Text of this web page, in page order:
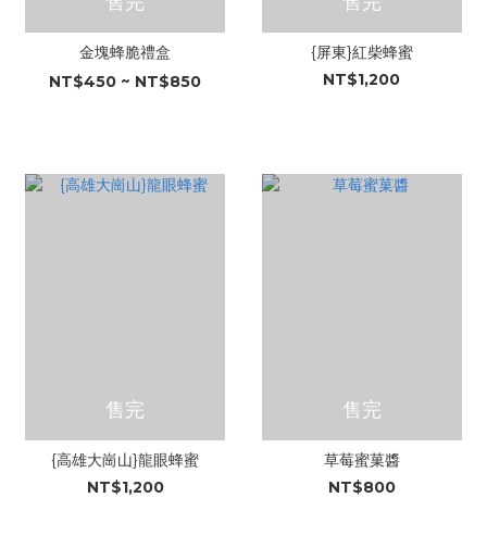
金塊蜂脆禮盒
NT$450 ~ NT$850
{屏東}紅柴蜂蜜
NT$1,200
售完
{高雄大崗山}龍眼蜂蜜
NT$1,200
售完
草莓蜜菓醬
NT$800